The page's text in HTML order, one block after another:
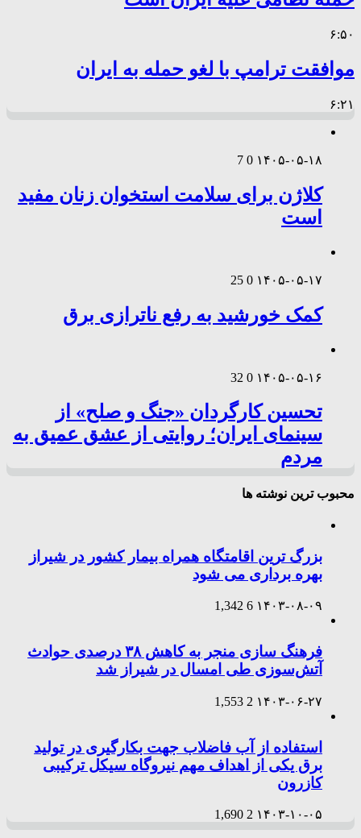
۶:۵۰
موافقت ترامپ با لغو حمله به ایران
۶:۲۱
۱۴۰۵-۰۵-۱۸ 0
7
کلاژن برای سلامت استخوان زنان مفید
است
۱۴۰۵-۰۵-۱۷ 0
25
کمک خورشید به رفع ناترازی برق
۱۴۰۵-۰۵-۱۶ 0
32
تحسین کارگردان «جنگ و صلح» از
سینمای ایران؛ روایتی از عشق عمیق به
مردم
محبوب ترین نوشته ها
بزرگ ترین اقامتگاه همراه بیمار کشور در شیراز
بهره برداری می شود
۱۴۰۳-۰۸-۰۹ 6
1,342
فرهنگ سازی منجر به کاهش ۳۸ درصدی حوادث
آتش‌سوزی طی امسال در شیراز شد
۱۴۰۳-۰۶-۲۷ 2
1,553
استفاده از آب فاضلاب جهت بکارگیری در تولید
برق یکی از اهداف مهم نیروگاه سیکل ترکیبی
کازرون
۱۴۰۳-۱۰-۰۵ 2
1,690